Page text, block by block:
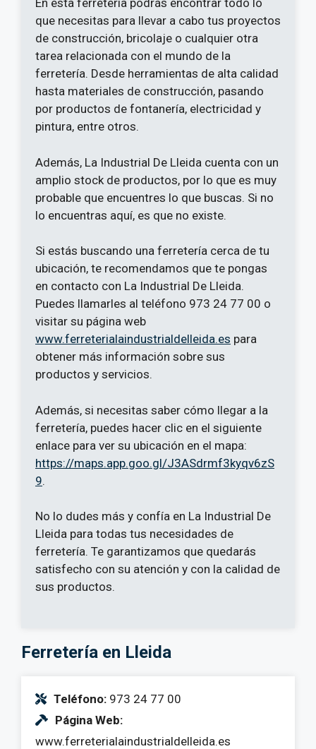
En esta ferretería podrás encontrar todo lo
que necesitas para llevar a cabo tus proyectos
de construcción, bricolaje o cualquier otra
tarea relacionada con el mundo de la
ferretería. Desde herramientas de alta calidad
hasta materiales de construcción, pasando
por productos de fontanería, electricidad y
pintura, entre otros.
Además, La Industrial De Lleida cuenta con un
amplio stock de productos, por lo que es muy
probable que encuentres lo que buscas. Si no
lo encuentras aquí, es que no existe.
Si estás buscando una ferretería cerca de tu
ubicación, te recomendamos que te pongas
en contacto con La Industrial De Lleida.
Puedes llamarles al teléfono 973 24 77 00 o
visitar su página web
www.ferreterialaindustrialdelleida.es para
obtener más información sobre sus
productos y servicios.
Además, si necesitas saber cómo llegar a la
ferretería, puedes hacer clic en el siguiente
enlace para ver su ubicación en el mapa:
https://maps.app.goo.gl/J3ASdrmf3kyqv6zS
9.
No lo dudes más y confía en La Industrial De
Lleida para todas tus necesidades de
ferretería. Te garantizamos que quedarás
satisfecho con su atención y con la calidad de
sus productos.
Ferretería en Lleida
Teléfono: 973 24 77 00
Página Web:
www.ferreterialaindustrialdelleida.es